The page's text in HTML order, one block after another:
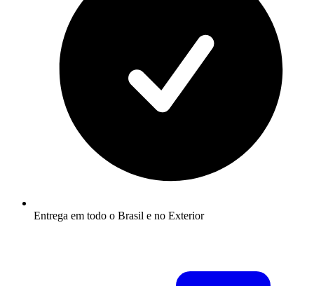
Entrega em todo o Brasil e no Exterior